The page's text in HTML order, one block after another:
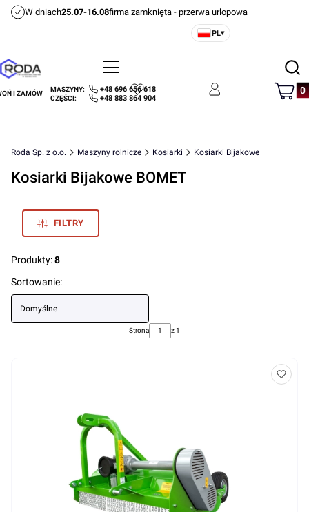
W dniach25.07-16.08firma zamknięta - przerwa urlopowa
PL▾
Menu Szukaj
I ZAMÓW
MASZYNY: +48 696 656 618
CZĘŚCI: +48 883 864 904
Ulubione Zaloguj się Koszyk
Roda Sp. z o.o. Maszyny rolnicze Kosiarki Kosiarki Bijakowe
Kosiarki Bijakowe BOMET
FILTRY
Produkty:8
Lista produktów
Sortowanie:
Domyślne
Strona z 1